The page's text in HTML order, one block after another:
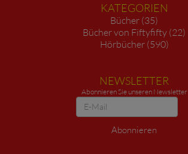
KATEGORIEN
Bücher (35)
Bücher von Fiftyfifty (22)
Hörbücher (590)
NEWSLETTER
Abonnieren Sie unseren Newsletter
Newsletter
Abonnieren